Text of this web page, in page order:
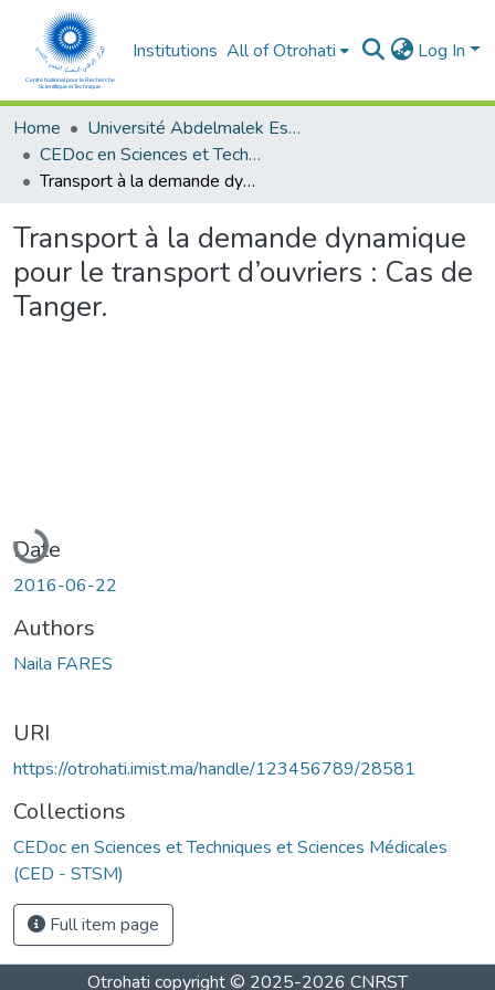
Institutions All of Otrohati Log In
Home
Université Abdelmalek Essaâdi - Tétouan
CEDoc en Sciences et Techniques et Sciences Médicales (CED - STSM)
Transport à la demande dynamique pour le transport d’ouvriers : Cas de Tanger.
Transport à la demande dynamique
pour le transport d’ouvriers : Cas de
Tanger.
Loading...
Date
2016-06-22
Authors
Naila FARES
URI
https://otrohati.imist.ma/handle/123456789/28581
Collections
CEDoc en Sciences et Techniques et Sciences Médicales
(CED - STSM)
Full item page
Otrohati copyright © 2025-2026 CNRST